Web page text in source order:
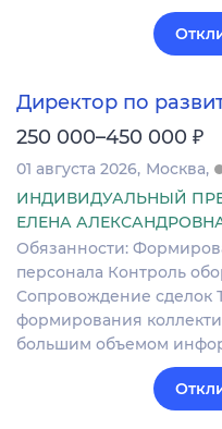
Директор по
250 000–450 000 ₽
01 августа 2026 Москва
ИНДИВИДУАЛЬНЫЙ
ЕЛЕНА
Обязанности:
персонала Контроль
Сопровождение сделок
формирования
большим объемом